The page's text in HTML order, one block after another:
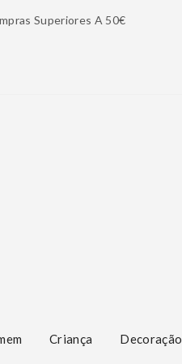
Superiores A 50€
Criança Decoração